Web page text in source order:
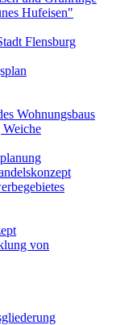
Hufeisen"
Flensburg
Wohnungsbaus
von